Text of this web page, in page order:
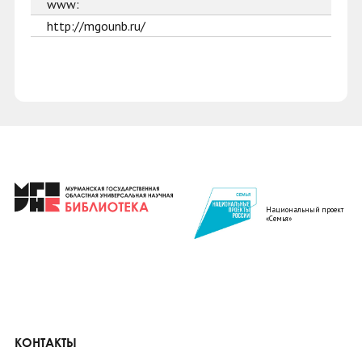
www:
http://mgounb.ru/
Национальный проект
«Семья»
КОНТАКТЫ